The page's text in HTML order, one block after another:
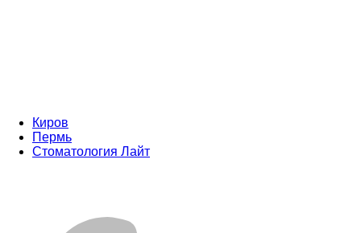
Киров
Пермь
Стоматология Лайт